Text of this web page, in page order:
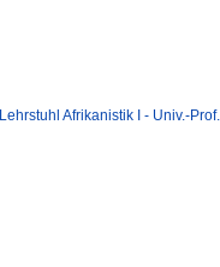
Lehrstuhl Afrikanistik I - Univ.-